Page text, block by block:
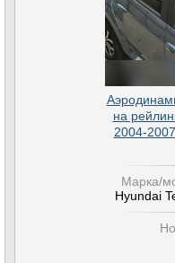
на
2004-
Марка/
Hyundai